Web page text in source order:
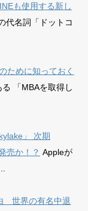
も使用する新し
代名詞「ドットコ
ために知っておく
「MBAを取得し
」 次期
売か！？ Appleが
世界の有名中退